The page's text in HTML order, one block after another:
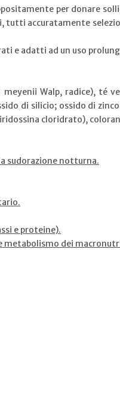
per donare
accuratamente
e adatti ad un uso
Walp, radice), té
di silicio; ossido di
cloridrato),
sudorazione notturna.
e proteine).
metabolismo dei